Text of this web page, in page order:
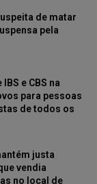
de matar
pela
e CBS na
para pessoas
de todos os
justa
vendia
no local de